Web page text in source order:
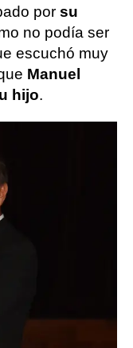
por su
no podía ser
escuchó muy
Manuel
hijo.